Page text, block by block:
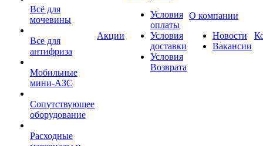
Всё для
мочевины
Все для
антифриза
Мобильные
мини-АЗС
Сопутствующее
оборудование
Расходные
Акции
Условия
оплаты
Условия
доставки
Условия
Возврата
О компании
Новости
Вакансии